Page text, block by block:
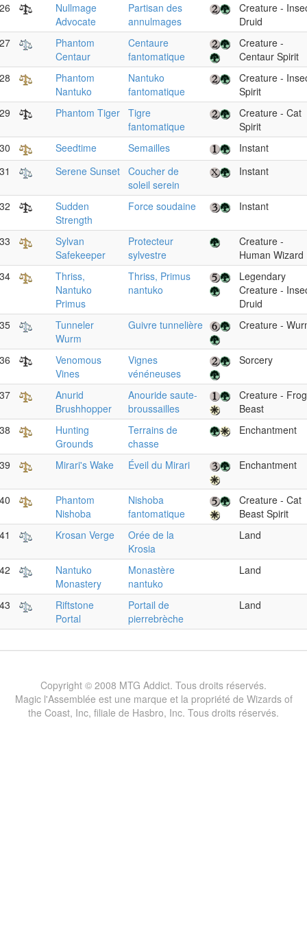
Nullmage
Advocate
Partisan des
annulmages
Creature -
Druid
Phantom
Centaur
Centaure
fantomatique
Creature -
Centaur Spirit
Phantom
Nantuko
Nantuko
fantomatique
Creature -
Spirit
Phantom Tiger Tigre
fantomatique
Creature - Cat
Spirit
Seedtime Semailles
Instant
Serene Sunset Coucher de
soleil serein
Instant
Sudden
Strength
Force soudaine Instant
Sylvan
Safekeeper
Protecteur
sylvestre
Creature -
Human Wizard
Thriss,
Nantuko
Primus
Thriss, Primus
nantuko
Legendary
Creature -
Druid
Tunneler
Wurm
Guivre tunnelière Creature -
Venomous
Vines
Vignes
vénéneuses
Sorcery
Anurid
Brushhopper
Anouride saute-
broussailles
Creature - Frog
Beast
Hunting
Grounds
Terrains de
chasse
Enchantment
Mirari's Wake Éveil du Mirari Enchantment
Phantom
Nishoba
Nishoba
fantomatique
Creature - Cat
Beast Spirit
Krosan Verge
Orée de la
Krosia
Land
Nantuko
Monastery
Monastère
nantuko
Land
Riftstone
Portal
Portail de
pierrebrèche
Land
Copyright © 2008 MTG Addict. Tous droits réservés.
Magic l'Assemblée est une marque et la propriété de Wizards of
the Coast, Inc, filiale de Hasbro, Inc. Tous droits réservés.